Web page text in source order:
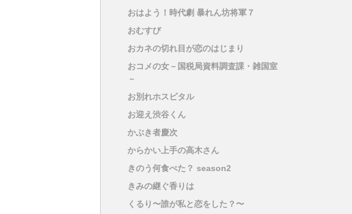
おはよう！時代劇 暴れん坊将軍７
おむすび
おカネの切れ目が恋のはじまり
おコメの女－国税局資料調査課・雑国室
－
お別れホスピタル
お迎え渋谷くん
かぶき者慶次
からかい上手の高木さん
きのう何食べた？ season2
きみの継ぐ香りは
くるり〜誰が私と恋をした？〜